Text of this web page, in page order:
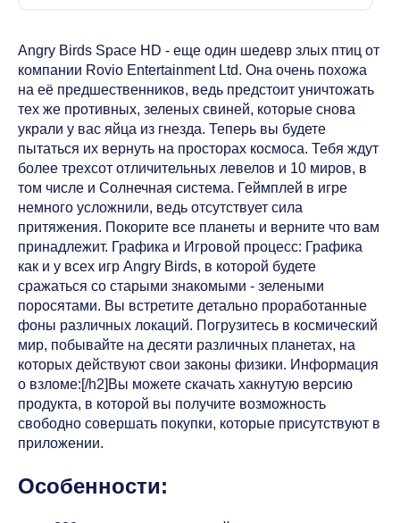
Angry Birds Space HD - еще один шедевр злых птиц от
компании Rovio Entertainment Ltd. Она очень похожа
на её предшественников, ведь предстоит уничтожать
тех же противных, зеленых свиней, которые снова
украли у вас яйца из гнезда. Теперь вы будете
пытаться их вернуть на просторах космоса. Тебя ждут
более трехсот отличительных левелов и 10 миров, в
том числе и Солнечная система. Геймплей в игре
немного усложнили, ведь отсутствует сила
притяжения. Покорите все планеты и верните что вам
принадлежит. Графика и Игровой процесс: Графика
как и у всех игр Angry Birds, в которой будете
сражаться со старыми знакомыми - зелеными
поросятами. Вы встретите детально проработанные
фоны различных локаций. Погрузитесь в космический
мир, побывайте на десяти различных планетах, на
которых действуют свои законы физики. Информация
о взломе:[/h2]Вы можете скачать хакнутую версию
продукта, в которой вы получите возможность
свободно совершать покупки, которые присутствуют в
приложении.
Особенности: